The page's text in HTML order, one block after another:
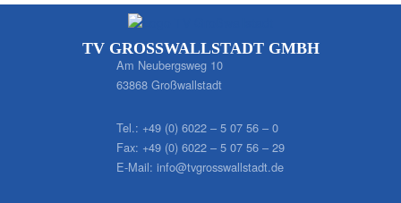
TV GROSSWALLSTADT GMBH
Am Neubergsweg 10
63868 Großwallstadt
Tel.: +49 (0) 6022 – 5 07 56 – 0
Fax: +49 (0) 6022 – 5 07 56 – 29
E-Mail: info@tvgrosswallstadt.de